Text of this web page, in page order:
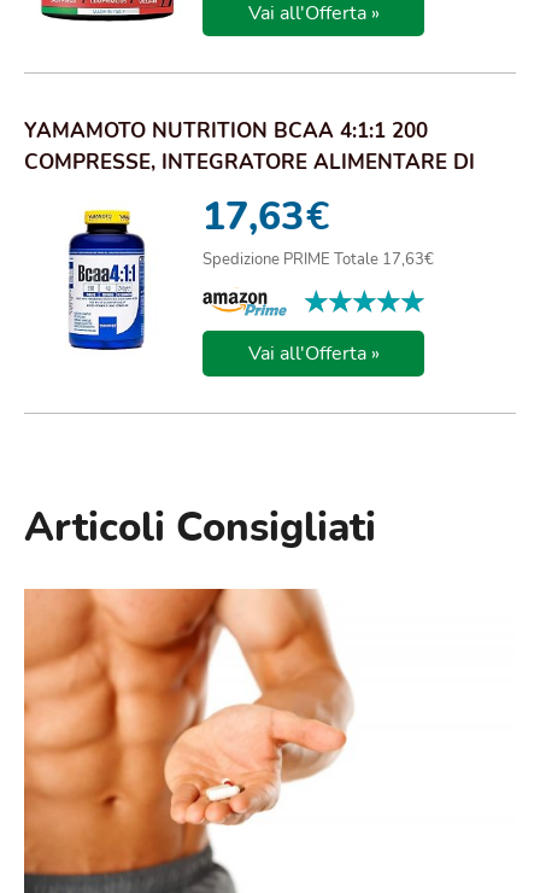
Vai all'Offerta »
YAMAMOTO NUTRITION BCAA 4:1:1 200
COMPRESSE, INTEGRATORE ALIMENTARE DI
17,63€
Spedizione PRIME Totale 17,63€
★★★★★
★★★★★
Vai all'Offerta »
Articoli Consigliati